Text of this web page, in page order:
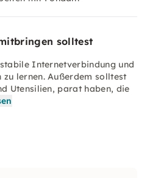
solltest
Internetverbindung und
lernen. Außerdem solltest
Utensilien, parat haben, die